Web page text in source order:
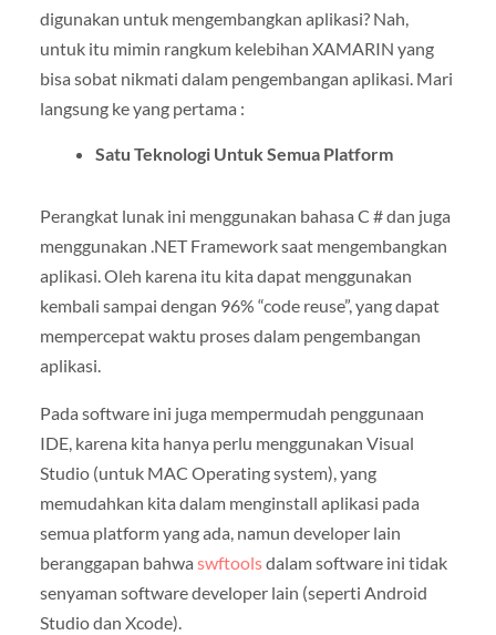
digunakan untuk mengembangkan aplikasi? Nah,
untuk itu mimin rangkum kelebihan XAMARIN yang
bisa sobat nikmati dalam pengembangan aplikasi. Mari
langsung ke yang pertama :
Satu Teknologi Untuk Semua Platform
Perangkat lunak ini menggunakan bahasa C # dan juga
menggunakan .NET Framework saat mengembangkan
aplikasi. Oleh karena itu kita dapat menggunakan
kembali sampai dengan 96% “code reuse”, yang dapat
mempercepat waktu proses dalam pengembangan
aplikasi.
Pada software ini juga mempermudah penggunaan
IDE, karena kita hanya perlu menggunakan Visual
Studio (untuk MAC Operating system), yang
memudahkan kita dalam menginstall aplikasi pada
semua platform yang ada, namun developer lain
beranggapan bahwa swftoolsdalam software ini tidak
senyaman software developer lain (seperti Android
Studio dan Xcode).